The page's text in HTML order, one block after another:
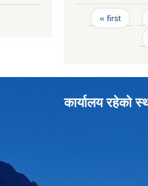
Pages
« first
कार्यालय रहेको